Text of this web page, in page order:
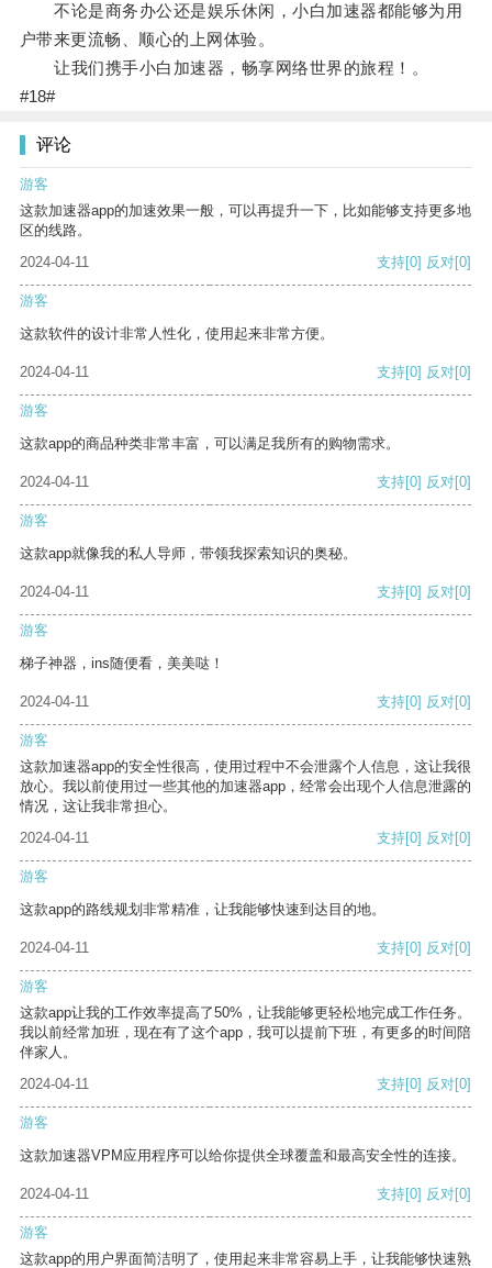
不论是商务办公还是娱乐休闲，小白加速器都能够为用
户带来更流畅、顺心的上网体验。
让我们携手小白加速器，畅享网络世界的旅程！。
#18#
评论
游客
这款加速器app的加速效果一般，可以再提升一下，比如能够支持更多地
区的线路。
2024-04-11
支持[0] 反对[0]
游客
这款软件的设计非常人性化，使用起来非常方便。
2024-04-11 支持[0] 反对[0]
游客
这款app的商品种类非常丰富，可以满足我所有的购物需求。
2024-04-11 支持[0] 反对[0]
游客
这款app就像我的私人导师，带领我探索知识的奥秘。
2024-04-11 支持[0] 反对[0]
游客
梯子神器，ins随便看，美美哒！
2024-04-11 支持[0] 反对[0]
游客
这款加速器app的安全性很高，使用过程中不会泄露个人信息，这让我很
放心。我以前使用过一些其他的加速器app，经常会出现个人信息泄露的
情况，这让我非常担心。
2024-04-11
支持[0] 反对[0]
游客
这款app的路线规划非常精准，让我能够快速到达目的地。
2024-04-11 支持[0] 反对[0]
游客
这款app让我的工作效率提高了50%，让我能够更轻松地完成工作任务。
我以前经常加班，现在有了这个app，我可以提前下班，有更多的时间陪
伴家人。
2024-04-11
支持[0] 反对[0]
游客
这款加速器VPM应用程序可以给你提供全球覆盖和最高安全性的连接。
2024-04-11 支持[0] 反对[0]
游客
这款app的用户界面简洁明了，使用起来非常容易上手，让我能够快速熟